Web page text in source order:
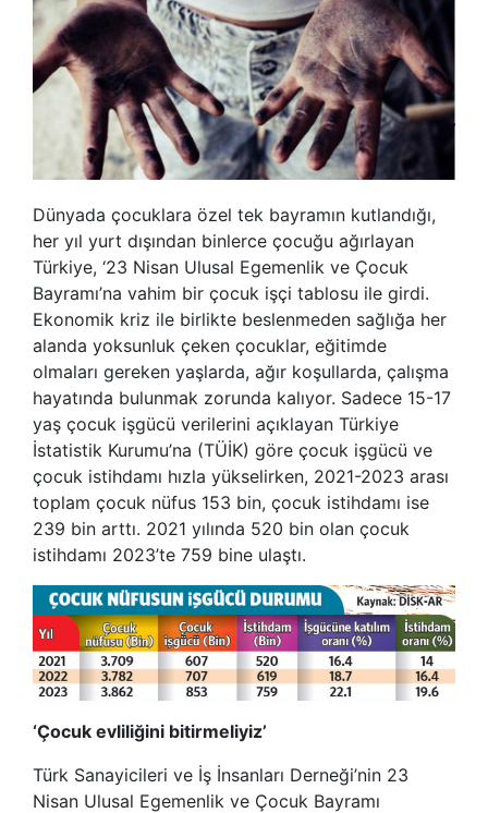
Dünyada çocuklara özel tek bayramın kutlandığı,
her yıl yurt dışından binlerce çocuğu ağırlayan
Türkiye, ‘23 Nisan Ulusal Egemenlik ve Çocuk
Bayramı’na vahim bir çocuk işçi tablosu ile girdi.
Ekonomik kriz ile birlikte beslenmeden sağlığa her
alanda yoksunluk çeken çocuklar, eğitimde
olmaları gereken yaşlarda, ağır koşullarda, çalışma
hayatında bulunmak zorunda kalıyor. Sadece 15-17
yaş çocuk işgücü verilerini açıklayan Türkiye
İstatistik Kurumu’na (TÜİK) göre çocuk işgücü ve
çocuk istihdamı hızla yükselirken, 2021-2023 arası
toplam çocuk nüfus 153 bin, çocuk istihdamı ise
239 bin arttı. 2021 yılında 520 bin olan çocuk
istihdamı 2023’te 759 bine ulaştı.
‘Çocuk evliliğini bitirmeliyiz’
Türk Sanayicileri ve İş İnsanları Derneği’nin 23
Nisan Ulusal Egemenlik ve Çocuk Bayramı